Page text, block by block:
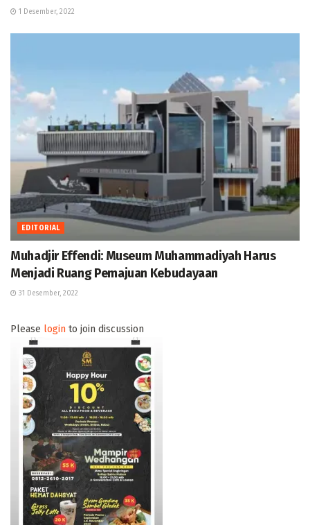
1 Desember, 2022
EDITORIAL
Muhadjir Effendi: Museum Muhammadiyah Harus
Menjadi Ruang Pemajuan Kebudayaan
31 Desember, 2022
Please login to join discussion